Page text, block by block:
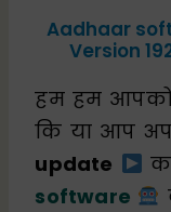
Aadhaar
Version
हम हम आपको
कि या आप
update
software